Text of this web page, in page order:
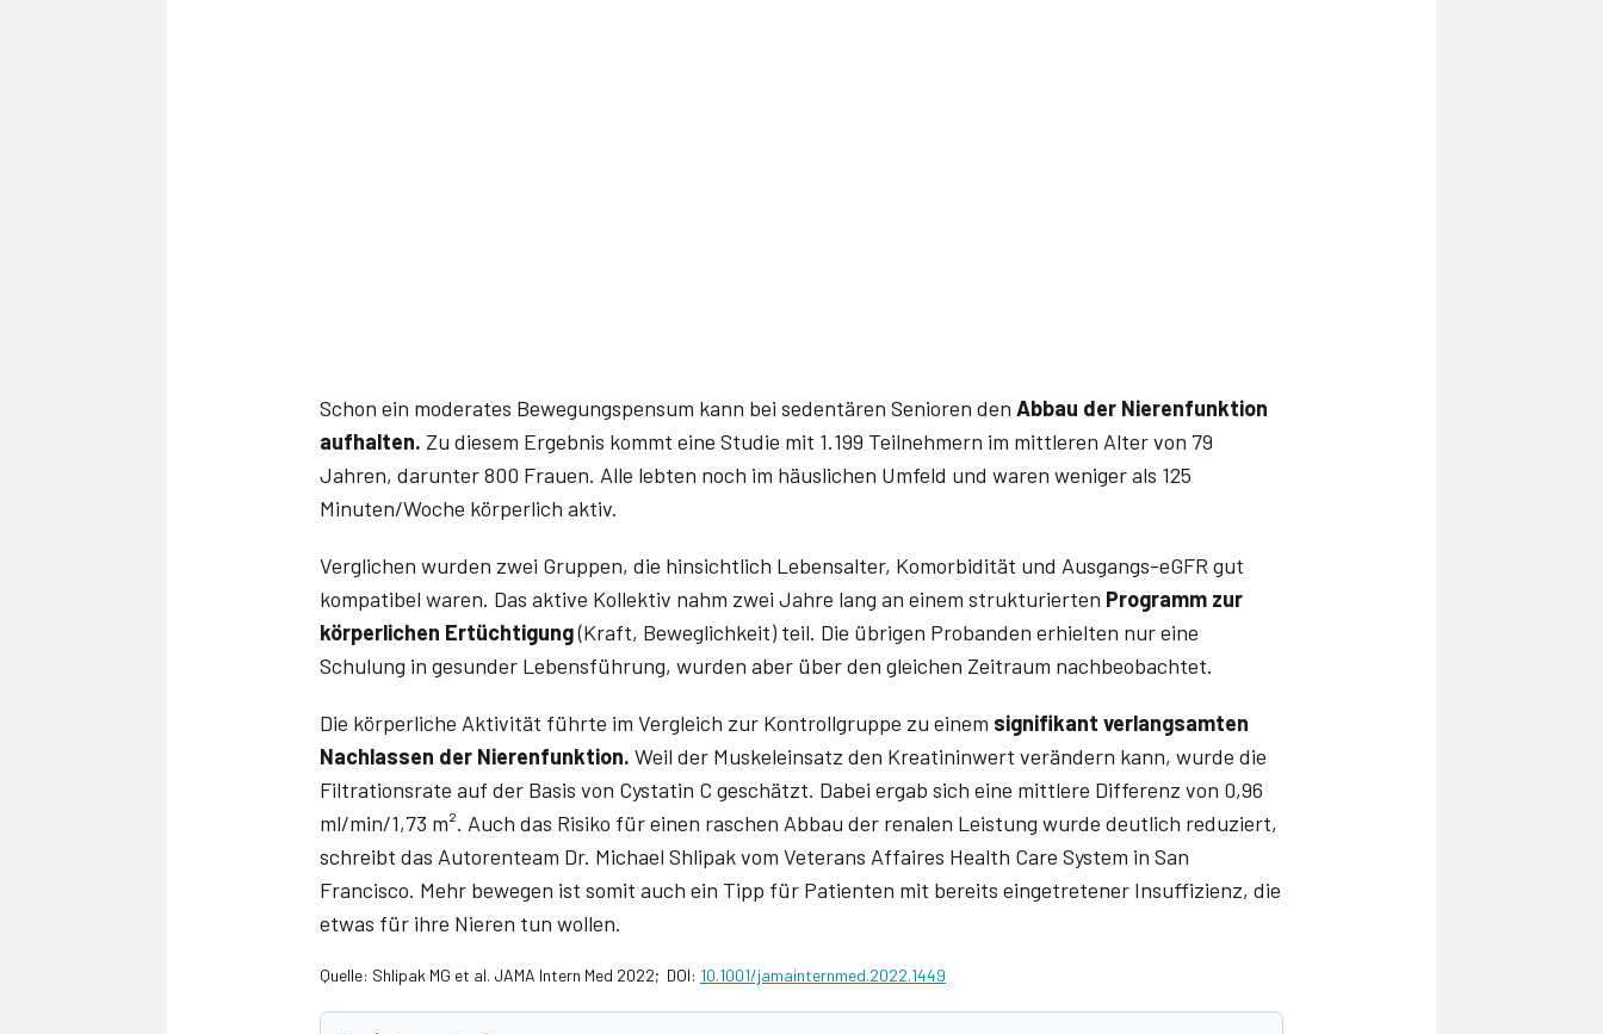
Schon ein moderates Bewegungspensum kann bei sedentären Senioren den Abbau der Nierenfunktion
aufhalten. Zu diesem Ergebnis kommt eine Studie mit 1.199 Teilnehmern im mittleren Alter von 79
Jahren, darunter 800 Frauen. Alle lebten noch im häuslichen Umfeld und waren weniger als 125
Minuten/Woche körperlich aktiv.
Verglichen wurden zwei Gruppen, die hinsichtlich Lebensalter, Komorbidität und Ausgangs-eGFR gut
kompatibel waren. Das aktive Kollektiv nahm zwei Jahre lang an einem strukturierten Programm zur
körperlichen Ertüchtigung(Kraft, Beweglichkeit) teil. Die übrigen Probanden erhielten nur eine
Schulung in gesunder Lebensführung, wurden aber über den gleichen Zeitraum nachbeobachtet.
Die körperliche Aktivität führte im Vergleich zur Kontrollgruppe zu einem signifikant verlangsamten
Nachlassen der Nierenfunktion. Weil der Muskeleinsatz den Kreatininwert verändern kann, wurde die
Filtrationsrate auf der Basis von Cystatin C geschätzt. Dabei ergab sich eine mittlere Differenz von 0,96
ml/min/1,73 m². Auch das Risiko für einen raschen Abbau der renalen Leistung wurde deutlich reduziert,
schreibt das Autorenteam Dr. Michael Shlipak vom Veterans Affaires Health Care System in San
Francisco. Mehr bewegen ist somit auch ein Tipp für Patienten mit bereits eingetretener Insuffizienz, die
etwas für ihre Nieren tun wollen.
Quelle: Shlipak MG et al. JAMA Intern Med 2022; DOI: 10.1001/jamainternmed.2022.1449